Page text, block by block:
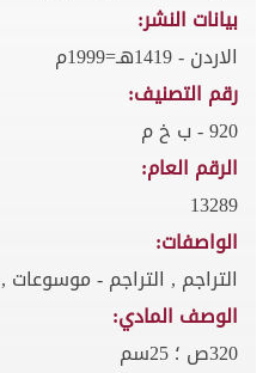
بيانات النشر:
الاردن - 1419هـ=1999م
رقم التصنيف:
920 - ب خ م
الرقم العام:
13289
الواصفات:
التراجم , التراجم - موسوعات ,
الوصف المادي:
320ص ؛ 25سم